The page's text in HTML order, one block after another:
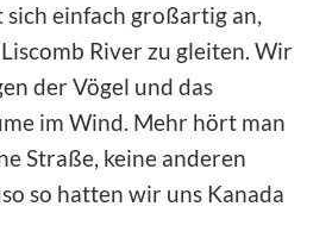
sich einfach großartig an,
River zu gleiten. Wir
der Vögel und das
im Wind. Mehr hört man
Straße, keine anderen
so hatten wir uns Kanada